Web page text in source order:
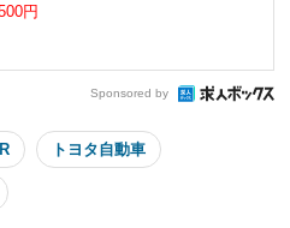
円
Sponsored by
トヨタ自動車